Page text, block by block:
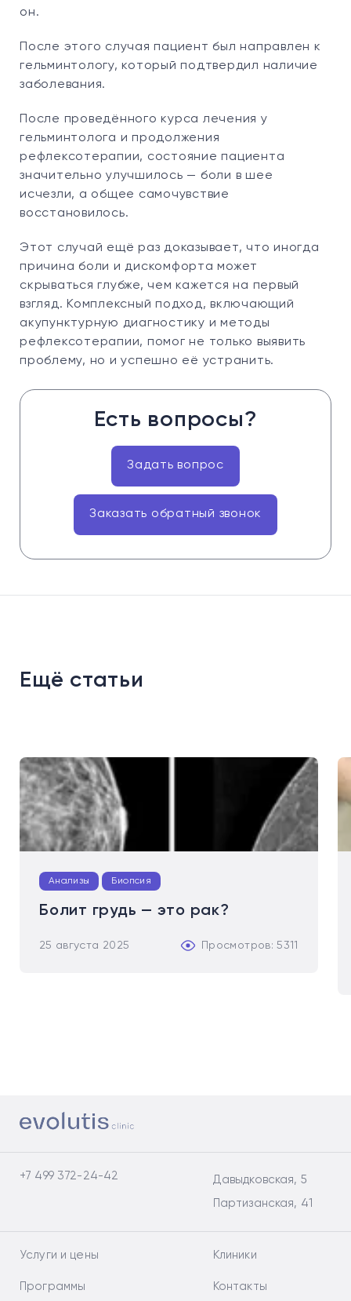
он.
После этого случая пациент был направлен к
гельминтологу, который подтвердил наличие
заболевания.
После проведённого курса лечения у
гельминтолога и продолжения
рефлексотерапии, состояние пациента
значительно улучшилось — боли в шее
исчезли, а общее самочувствие
восстановилось.
Этот случай ещё раз доказывает, что иногда
причина боли и дискомфорта может
скрываться глубже, чем кажется на первый
взгляд. Комплексный подход, включающий
акупунктурную диагностику и методы
рефлексотерапии, помог не только выявить
проблему, но и успешно её устранить.
Есть вопросы?
Задать вопрос
Заказать обратный звонок
Ещё статьи
Анализы Биопсия
Болит грудь — это рак?
25 августа 2025 Просмотров: 5311
+7 499 372-24-42
Давыдковская, 5
Партизанская, 41
Услуги и цены
Программы
Клиники
Контакты